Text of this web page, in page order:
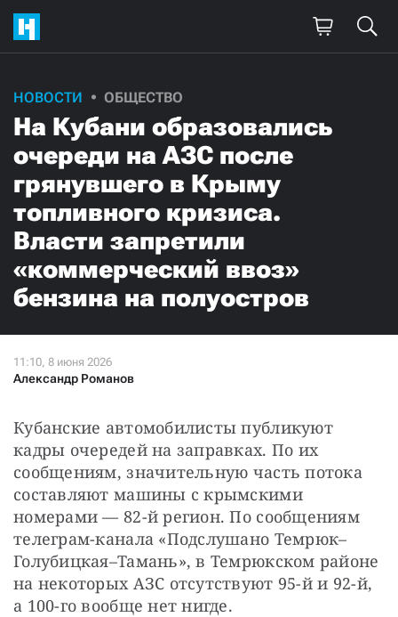
НОВОСТИ ОБЩЕСТВО
На Кубани образовались
очереди на АЗС после
грянувшего в Крыму
топливного кризиса.
Власти запретили
«коммерческий ввоз»
бензина на полуостров
Александр Романов
Кубанские автомобилисты публикуют
кадры очередей на заправках. По их
сообщениям, значительную часть потока
составляют машины с крымскими
номерами — 82-й регион. По сообщениям
телеграм-канала «Подслушано Темрюк–
Голубицкая–Тамань», в Темрюкском районе
на некоторых АЗС отсутствуют 95-й и 92-й,
а 100-го вообще нет нигде.